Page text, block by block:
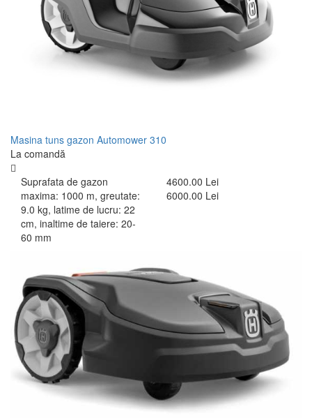
Masina tuns gazon Automower 310
La comandă
Suprafata de gazon
maxima: 1000 m, greutate:
9.0 kg, latime de lucru: 22
cm, inaltime de taiere: 20-
60 mm
4600.00 Lei
6000.00 Lei